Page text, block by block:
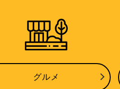
グルメ